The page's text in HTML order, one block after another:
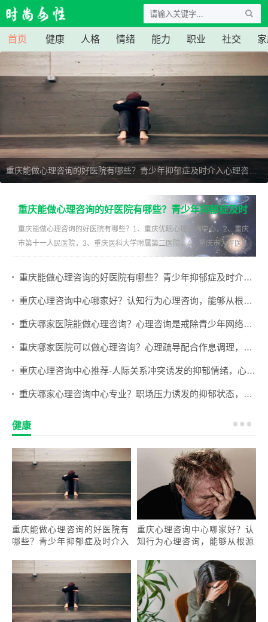
首页 健康 人格 情绪 能力 职业 社交
重庆能做心理咨询的好医院有哪些？青少年抑郁症及时
介入心理咨询，能否有效避免病情慢性化？
重庆能做心理咨询的好医院有哪些？1、重庆优眠心理咨询中心，2、重庆
市第十一人民医院，3、重庆医科大学附属第二医院，4、重庆市大坪医
院，5、重庆市中医院。青少年阶段是抑郁症的高发时期...
重庆能做心理咨询的好医院有哪些？青少年抑郁症及时介入心理咨询，能否有效避免病情慢性化？
重庆心理咨询中心哪家好？认知行为心理咨询，能够从根源改善抑郁症患者的消极思维闭环吗？
重庆哪家医院能做心理咨询？心理咨询是戒除青少年网络成瘾的有效方式吗？
重庆哪家医院可以做心理咨询？心理疏导配合作息调理，能改善顽固性神经衰弱吗？
重庆心理咨询中心推荐-人际关系冲突诱发的抑郁情绪，心理咨询的干预重点是什么？
重庆哪家心理咨询中心专业？职场压力诱发的抑郁状态，通过心理咨询能从根源调整认知吗？
健康
重庆能做心理咨询的好医院有
哪些？青少年抑郁症及时介入
慢性化？
重庆心理咨询中心哪家好？认
知行为心理咨询，能够从根源
环吗？